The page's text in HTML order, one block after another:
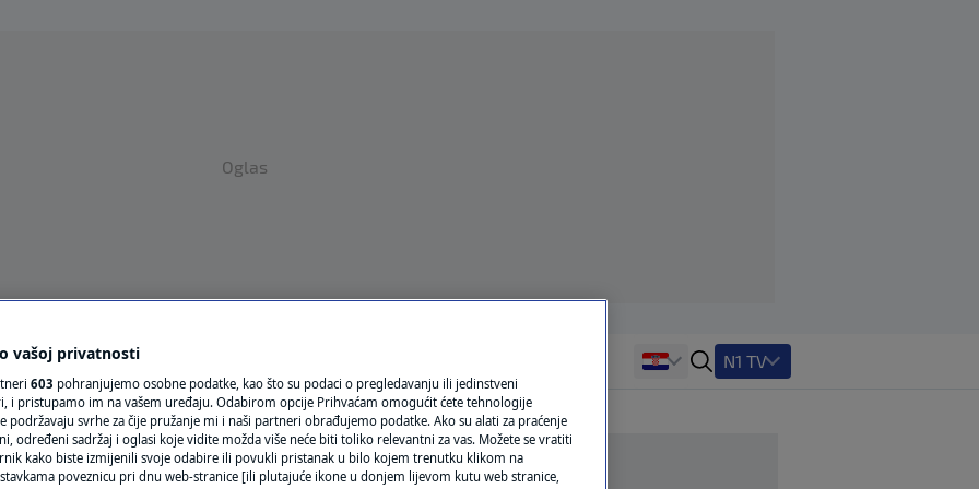
Oglas
VRIJEME
N1 TEME
REGIJA
N1 TV
vašoj privatnosti
603 pohranjujemo osobne podatke, kao što su podaci o pregledavanju ili jedinstveni
i pristupamo im na vašem uređaju. Odabirom opcije Prihvaćam omogućit ćete tehnologije
podržavaju svrhe za čije pružanje mi i naši partneri obrađujemo podatke. Ako su alati za praćenje
određeni sadržaj i oglasi koje vidite možda više neće biti toliko relevantni za vas. Možete se vratiti
kako biste izmijenili svoje odabire ili povukli pristanak u bilo kojem trenutku klikom na
poveznicu pri dnu web-stranice [ili plutajuće ikone u donjem lijevom kutu web stranice,